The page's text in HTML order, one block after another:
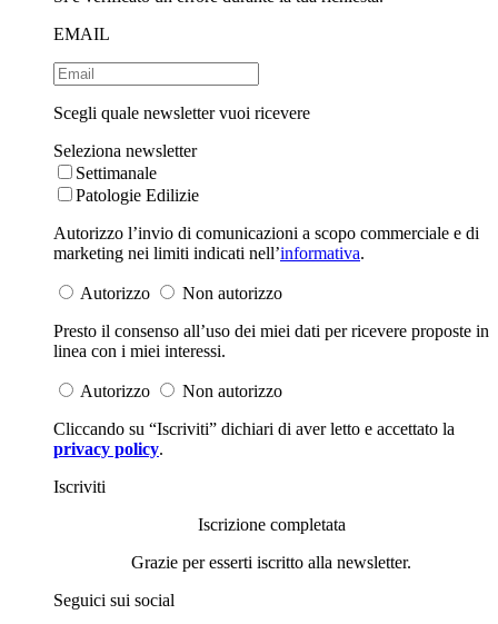
EMAIL
Scegli quale newsletter vuoi ricevere
Seleziona newsletter
Settimanale
Patologie Edilizie
Autorizzo l’invio di comunicazioni a scopo commerciale e di
marketing nei limiti indicati nell’informativa.
Autorizzo
Non autorizzo
Presto il consenso all’uso dei miei dati per ricevere proposte in
linea con i miei interessi.
Autorizzo
Non autorizzo
Cliccando su “Iscriviti” dichiari di aver letto e accettato la
privacy policy.
Iscriviti
Iscrizione completata
Grazie per esserti iscritto alla newsletter.
Seguici sui social